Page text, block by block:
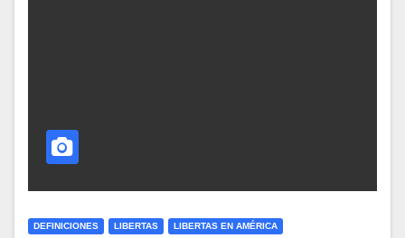
DEFINICIONES LIBERTAS LIBERTAS EN AMÉRICA